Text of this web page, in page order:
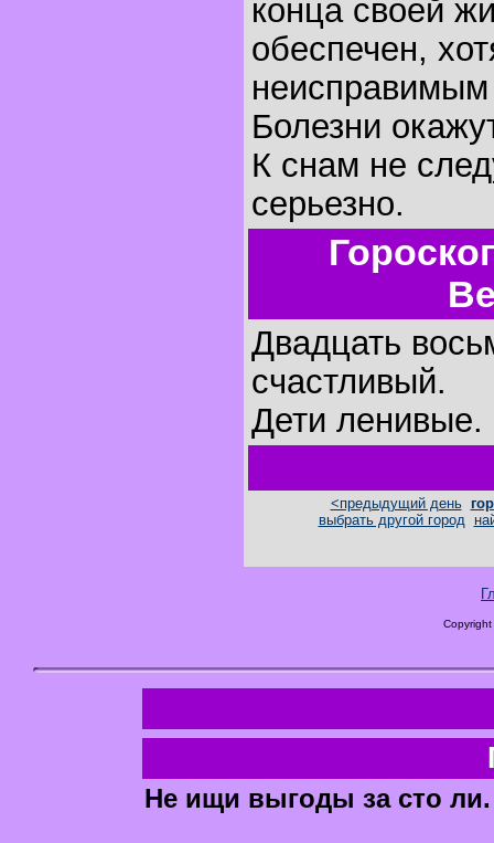
конца своей
обеспечен,
Болезни
К снам не
серьезно.
Двадцать
счастливый.
Дети ленивые.
<предыдущий день
выбрать другой город
Не ищи выгоды за сто ли.